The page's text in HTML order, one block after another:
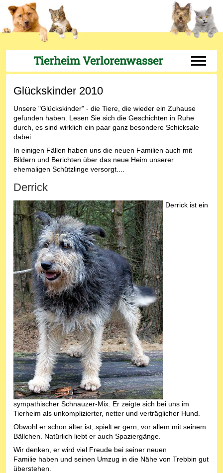
Tierheim Verlorenwasser Off-
Glückskinder 2010
Unsere "Glückskinder" - die Tiere, die wieder ein Zuhause
gefunden haben. Lesen Sie sich die Geschichten in Ruhe
durch, es sind wirklich ein paar ganz besondere Schicksale
dabei.
In einigen Fällen haben uns die neuen Familien auch mit
Bildern und Berichten über das neue Heim unserer
ehemaligen Schützlinge versorgt....
Derrick
Derrick ist ein
sympathischer Schnauzer-Mix. Er zeigte sich bei uns im
Tierheim als unkomplizierter, netter und verträglicher Hund.
Obwohl er schon älter ist, spielt er gern, vor allem mit seinem
Bällchen. Natürlich liebt er auch Spaziergänge.
Wir denken, er wird viel Freude bei seiner neuen
Familie haben und seinen Umzug in die Nähe von Trebbin gut
überstehen.